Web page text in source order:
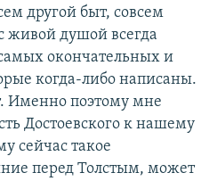
другой быт, совсем
живой душой всегда
окончательных и
когда-либо написаны.
Именно поэтому мне
Достоевского к нашему
сейчас такое
перед Толстым, может